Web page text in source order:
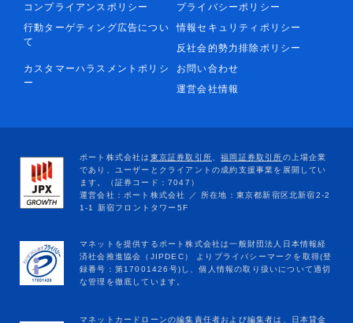
コンプライアンスポリシー
プライバシーポリシー
行動ターゲティング広告につい
て
情報セキュリティポリシー
反社会的勢力排除ポリシー
カスタマーハラスメントポリシ
ー
お問い合わせ
運営会社情報
マネットカードローンの編集責任者および編集者は、日本貸金